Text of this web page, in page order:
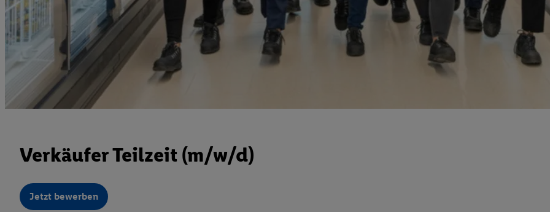
Verkäufer Teilzeit (m/w/d)
Jetzt bewerben